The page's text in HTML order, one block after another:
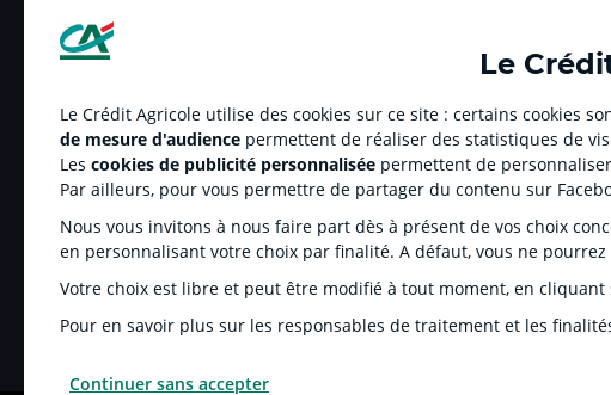
Le
Le Crédit Agricole utilise des cookies sur ce site : certains cookies
de mesure d'audience permettent de réaliser des statistiques de
Les cookies de publicité personnalisée permettent de
Par ailleurs, pour vous permettre de partager du contenu sur
Nous vous invitons à nous faire part dès à présent de vos choix
en personnalisant votre choix par finalité. A défaut, vous ne
Votre choix est libre et peut être modifié à tout moment, en cliquant
Pour en savoir plus sur les responsables de traitement et les
Continuer sans accepter
LE CREDIT AGRICOLE
Banque coopérative
Charte éthique
Groupe Crédit Agricole
Recrutement
RELATION BANQUE CLIENT
Réclamation et médiation
Informations réglementaires
Fonds de Garantie des Dépôts et
Rétractation-Résiliation